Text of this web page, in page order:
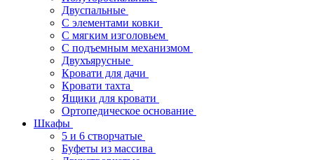
Двуспальные
С элементами ковки
С мягким изголовьем
С подъемным механизмом
Двухъярусные
Кровати для дачи
Кровати тахта
Ящики для кровати
Ортопедическое основание
Шкафы
5 и 6 створчатые
Буфеты из массива